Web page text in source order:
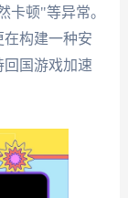
卡顿"等异常。
构建一种安
国游戏加速